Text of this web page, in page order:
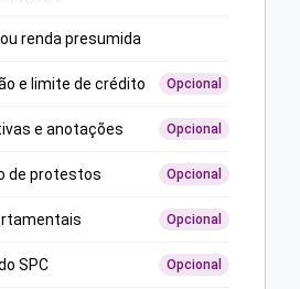
renda presumida
e limite de crédito Opcional
e anotações Opcional
de protestos Opcional
Opcional
SPC Opcional